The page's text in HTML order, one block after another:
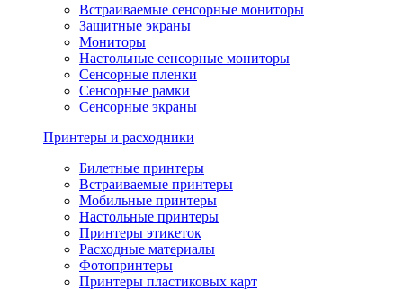
Встраиваемые сенсорные мониторы
Защитные экраны
Мониторы
Настольные сенсорные мониторы
Сенсорные пленки
Сенсорные рамки
Сенсорные экраны
Принтеры и расходники
Билетные принтеры
Встраиваемые принтеры
Мобильные принтеры
Настольные принтеры
Принтеры этикеток
Расходные материалы
Фотопринтеры
Принтеры пластиковых карт